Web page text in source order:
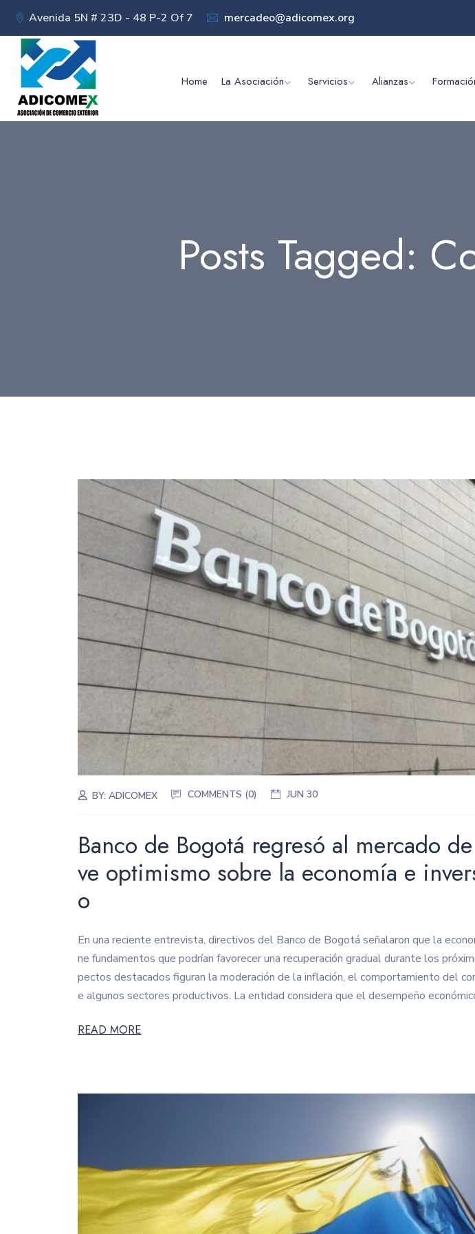
Avenida 5N # 23D - 48 P-2 Of 7 mercadeo@adicomex.org
Home La Asociación Servicios Alianzas
Posts Tagged:
BY:ADICOMEX COMMENTS (0) JUN 30
Banco de Bogotá regresó al mercado
ve optimismo sobre la economía e
o
En una reciente entrevista, directivos del Banco de Bogotá señalaron que la
ne fundamentos que podrían favorecer una recuperación gradual durante los
pectos destacados figuran la moderación de la inflación, el comportamiento del
e algunos sectores productivos. La entidad considera que el desempeño
READ MORE